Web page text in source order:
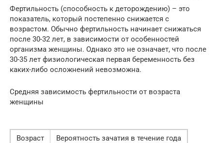
Фертильность (способность к деторождению) – это
показатель, который постепенно снижается с
возрастом. Обычно фертильность начинает снижаться
после 30-32 лет, в зависимости от особенностей
организма женщины. Однако это не означает, что после
30-35 лет физиологическая первая беременность без
каких-либо осложнений невозможна.
Средняя зависимость фертильности от возраста
женщины
Возраст Вероятность зачатия в течение года